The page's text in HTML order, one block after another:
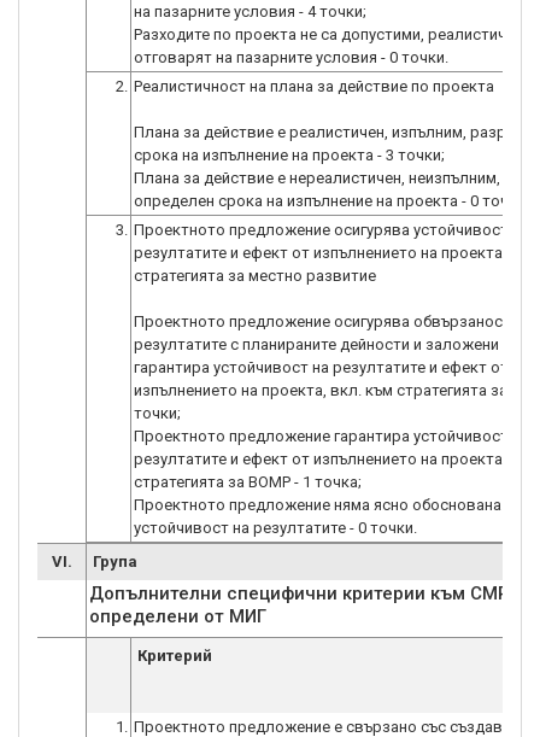
на пазарните условия - 4 точки;
Разходите по проекта не са допустими, реалистични и
отговарят на пазарните условия - 0 точки.
2. Реалистичност на плана за действие по проекта
Плана за действие е реалистичен, изпълним,
срока на изпълнение на проекта - 3 точки;
Плана за действие е нереалистичен, неизпълним, не е
определен срока на изпълнение на проекта - 0 точки.
3. Проектното предложение осигурява устойчивост на
резултатите и ефект от изпълнението на проекта,
стратегията за местно развитие
Проектното предложение осигурява обвързаност на
резултатите с планираните дейности и заложени цели
гарантира устойчивост на резултатите и ефект от
изпълнението на проекта, вкл. към стратегията за
точки;
Проектното предложение гарантира устойчивост на
резултатите и ефект от изпълнението на проекта,
стратегията за ВОМР - 1 точка;
Проектното предложение няма ясно обоснована
устойчивост на резултатите - 0 точки.
VI.
Група
Допълнителни специфични критерии към СМР
определени от МИГ
Критерий
1. Проектното предложение е свързано със създаване